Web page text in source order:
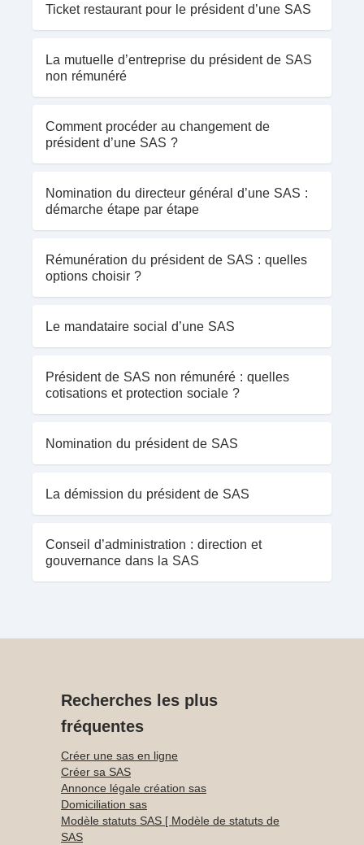
Ticket restaurant pour le président d’une SAS
La mutuelle d’entreprise du président de SAS
non rémunéré
Comment procéder au changement de
président d’une SAS ?
Nomination du directeur général d’une SAS :
démarche étape par étape
Rémunération du président de SAS : quelles
options choisir ?
Le mandataire social d’une SAS
Président de SAS non rémunéré : quelles
cotisations et protection sociale ?
Nomination du président de SAS
La démission du président de SAS
Conseil d’administration : direction et
gouvernance dans la SAS
Recherches les plus
fréquentes
Créer une sas en ligne
Créer sa SAS
Annonce légale création sas
Domiciliation sas
Modèle statuts SAS [ Modèle de statuts de
SAS